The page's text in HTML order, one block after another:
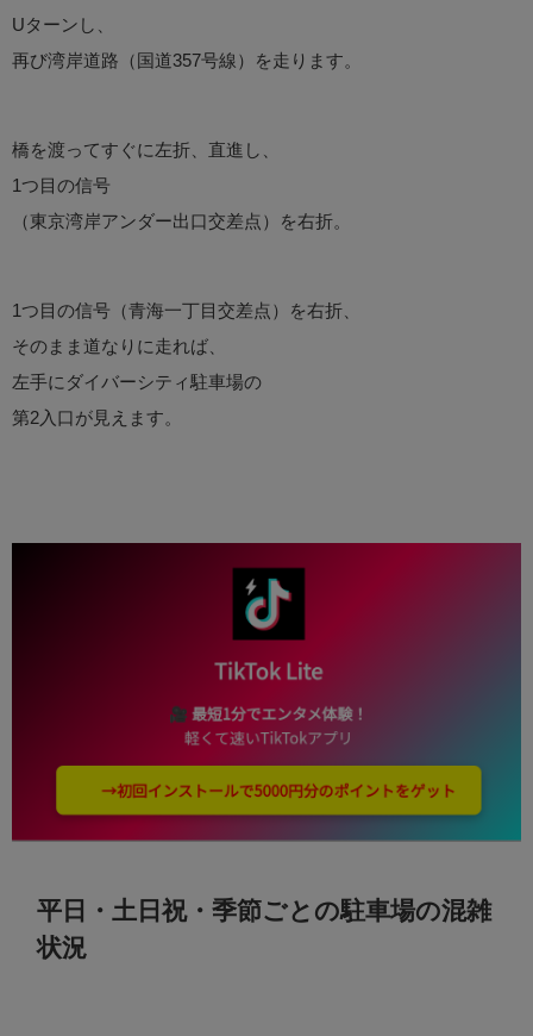
Uターンし、
再び湾岸道路（国道357号線）を走ります。
橋を渡ってすぐに左折、直進し、
1つ目の信号
（東京湾岸アンダー出口交差点）を右折。
1つ目の信号（青海一丁目交差点）を右折、
そのまま道なりに走れば、
左手にダイバーシティ駐車場の
第2入口が見えます。
平日・土日祝・季節ごとの駐車場の混雑
状況